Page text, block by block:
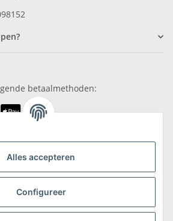
Alles accepteren
Configureer
betaalmethoden: